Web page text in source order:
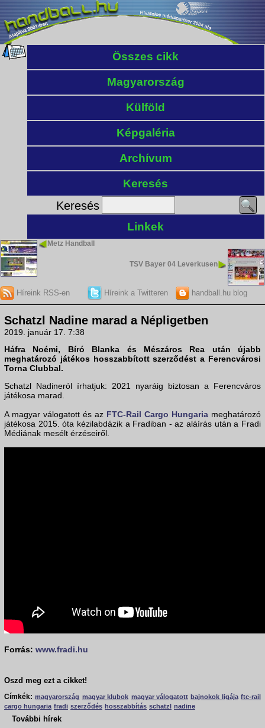
Összes cikk
Magyarország
Külföld
Képgaléria
Archívum
Keresés
Keresés
Linkek
Metz Handball
TSV Bayer 04 Leverkusen
Híreink RSS-en Híreink a Twitteren handball.hu blog
Schatzl Nadine marad a Népligetben
2019. január 17. 7:38
Háfra Noémi, Bíró Blanka és Mészáros Rea után újabb
meghatározó játékos hosszabbított szerződést a Ferencvárosi
Torna Clubbal.
Schatzl Nadineról írhatjuk: 2021 nyaráig biztosan a Ferencváros
játékosa marad.
A magyar válogatott és az FTC-Rail Cargo Hungaria meghatározó
játékosa 2015. óta kézilabdázik a Fradiban - az aláírás után a Fradi
Médiának mesélt érzéseiről.
Forrás: www.fradi.hu
Oszd meg ezt a cikket!
Címkék: magyarország magyar klubok magyar válogatott bajnokok ligája ftc-rail
cargo hungaria fradi szerződés hosszabbítás schatzl nadine
További hírek